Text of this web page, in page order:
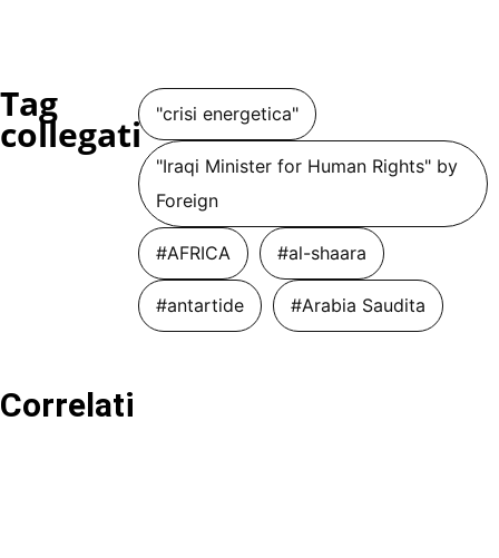
Tag
collegati "crisi energetica"
"Iraqi Minister for Human Rights" by
Foreign
#AFRICA #al-shaara
#antartide #Arabia Saudita
Correlati